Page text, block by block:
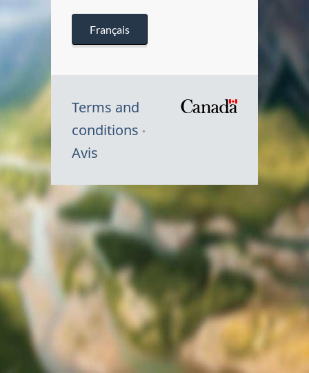
Français
Terms and
conditions
Avis
Canada